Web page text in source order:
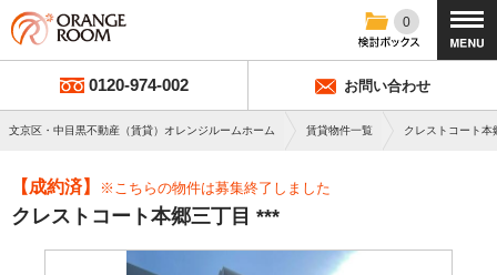
0
0120-974-002 お問い合わせ
文京区・中目黒不動産（賃貸）オレンジルームホーム 賃貸物件一覧 クレストコート本
【成約済】 ※こちらの物件は募集終了しました
クレストコート本郷三丁目 ***